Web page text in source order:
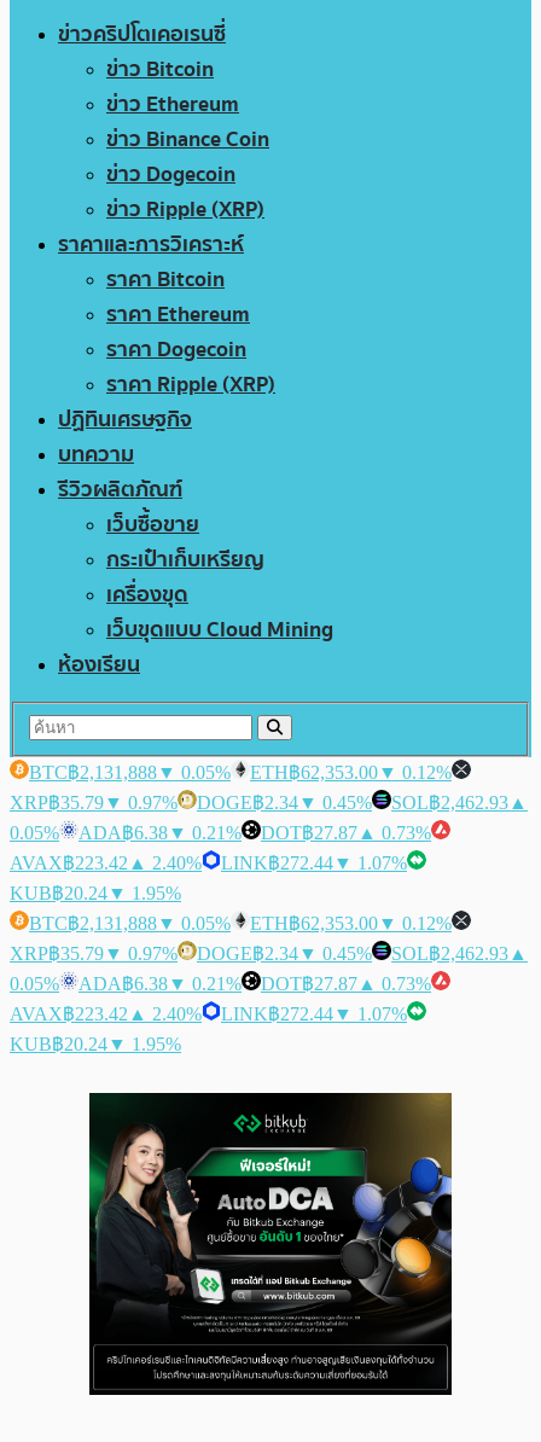
ข่าวคริปโตเคอเรนซี่
ข่าว Bitcoin
ข่าว Ethereum
ข่าว Binance Coin
ข่าว Dogecoin
ข่าว Ripple (XRP)
ราคาและการวิเคราะห์
ราคา Bitcoin
ราคา Ethereum
ราคา Dogecoin
ราคา Ripple (XRP)
ปฏิทินเศรษฐกิจ
บทความ
รีวิวผลิตภัณฑ์
เว็บซื้อขาย
กระเป๋าเก็บเหรียญ
เครื่องขุด
เว็บขุดแบบ Cloud Mining
ห้องเรียน
BTC฿2,131,888▼ 0.05% ETH฿62,353.00▼ 0.12%
XRP฿35.79▼ 0.97% DOGE฿2.34▼ 0.45% SOL฿2,462.93 ▲
0.05%
ADA฿6.38▼ 0.21% DOT฿27.87 ▲ 0.73%
AVAX฿223.42 ▲ 2.40% LINK฿272.44▼ 1.07%
KUB฿20.24▼ 1.95%
BTC฿2,131,888▼ 0.05% ETH฿62,353.00▼ 0.12%
XRP฿35.79▼ 0.97% DOGE฿2.34▼ 0.45% SOL฿2,462.93 ▲
0.05%
ADA฿6.38▼ 0.21% DOT฿27.87 ▲ 0.73%
AVAX฿223.42 ▲ 2.40% LINK฿272.44▼ 1.07%
KUB฿20.24▼ 1.95%